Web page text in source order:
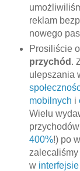
reklam
nowego
Prosiliście o
przychód .
ulepszania
mobilnych i
Wielu
400%!) po
zalecaliśmy
w